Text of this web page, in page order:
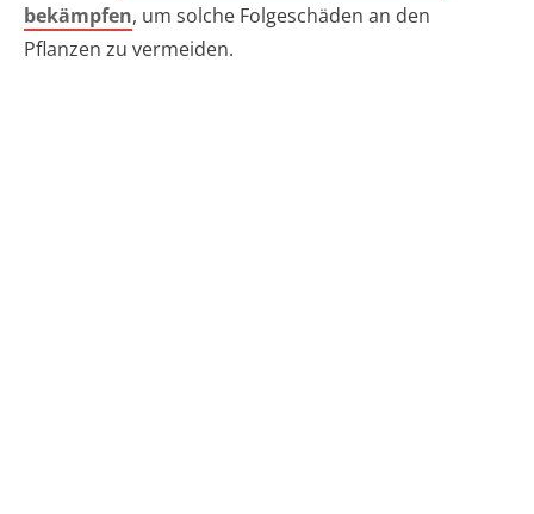
bekämpfen, um solche Folgeschäden an den
Pflanzen zu vermeiden.